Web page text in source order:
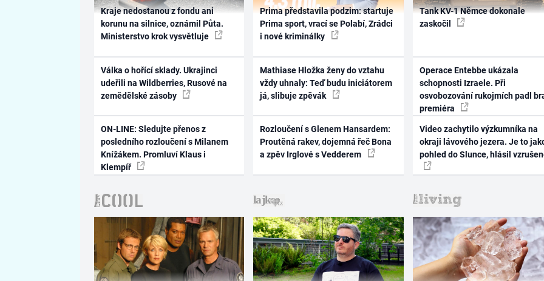
Kraje nedostanou z fondu ani
korunu na silnice, oznámil Půta.
Ministerstvo krok vysvětluje
Válka o hořící sklady. Ukrajinci
udeřili na Wildberries, Rusové na
zemědělské zásoby
ON-LINE: Sledujte přenos z
posledního rozloučení s Milanem
Knížákem. Promluví Klaus i
Klempíř
Prima představila podzim: startuje
Prima sport, vrací se Polabí, Zrádci
i nové kriminálky
Mathiase Hložka ženy do vztahu
vždy uhnaly: Teď budu iniciátorem
já, slibuje zpěvák
Rozloučení s Glenem Hansardem:
Proutěná rakev, dojemná řeč Bona
a zpěv Irglové s Vedderem
Tank KV-1 Němce dokonale
zaskočil
Operace Entebbe ukázala
schopnosti Izraele. Při
osvobozování rukojmích padl
premiéra
Video zachytilo výzkumníka na
okraji lávového jezera. Je to
pohled do Slunce, hlásil